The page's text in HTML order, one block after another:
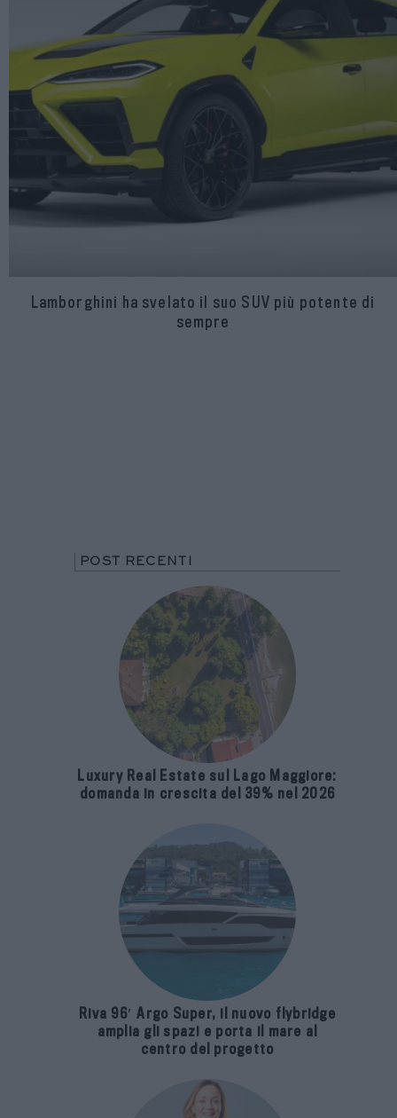
Lamborghini ha svelato il suo SUV più potente di
sempre
POST RECENTI
Luxury Real Estate sul Lago Maggiore:
domanda in crescita del 39% nel 2026
Riva 96′ Argo Super, il nuovo flybridge
amplia gli spazi e porta il mare al
centro del progetto